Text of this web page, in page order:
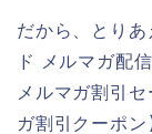
だから、とり
ド メルマガ配
メルマガ割引
ガ割引クーポ